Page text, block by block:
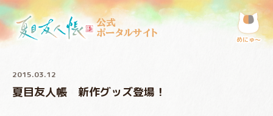
公式
ポータルサイト
めにゅ〜
2015.03.12
夏目友人帳 新作グッズ登場！